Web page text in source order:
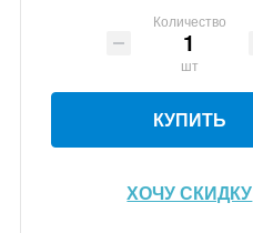
Количество
шт
КУПИТЬ
ХОЧУ СКИДКУ